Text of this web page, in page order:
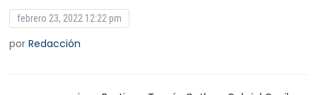
febrero 23, 2022 12:22 pm
porRedacción